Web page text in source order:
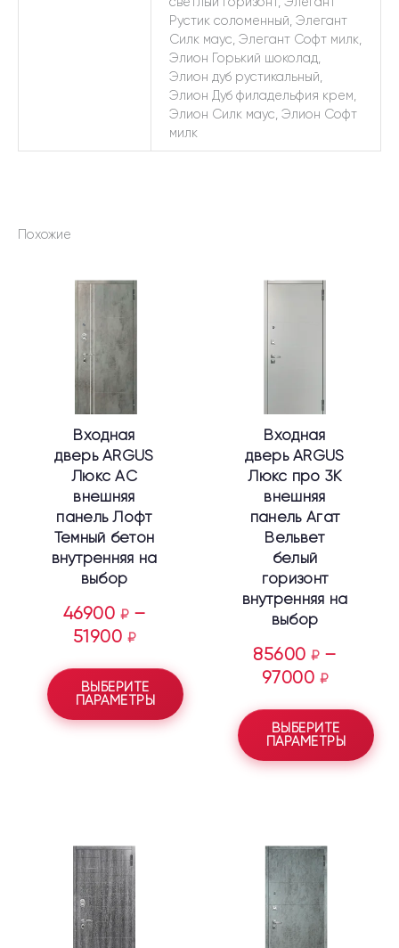
Рустик соломенный, Элегант
Силк маус, Элегант Софт милк,
Элион Горький шоколад,
Элион дуб рустикальный,
Элион Дуб филадельфия крем,
Элион Силк маус, Элион Софт
милк
Похожие
Входная
дверь ARGUS
Люкс АС
внешняя
панель Лофт
Темный бетон
внутренняя на
выбор
46900 ₽ –
51900 ₽
ВЫБЕРИТЕ
ПАРАМЕТРЫ
товар
имеет
несколько
вариаций.
Опции
можно
выбрать
на
странице
товара.
Входная
дверь ARGUS
Люкс про 3К
внешняя
панель Агат
Вельвет
белый
горизонт
внутренняя на
выбор
85600₽ –
97000 ₽
ВЫБЕРИТЕ
ПАРАМЕТРЫ
товар
выбрать
на
странице
товара.
товар
имеет
несколько
вариаций.
Опции
товар
имеет
несколько
вариаций.
Опции